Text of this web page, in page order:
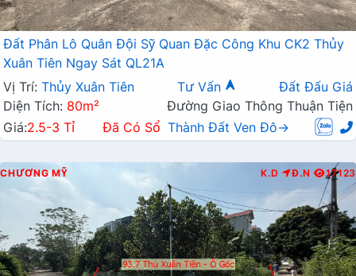
Đất Phân Lô Quân Đội Sỹ Quan Đặc Công Khu CK2 Thủy
Xuân Tiên Ngay Sát QL21A
Vị Trí: Thủy Xuân Tiên Tư Vấn
Đất Đấu Giá
Diện Tích: 80m²
Đường Giao Thông Thuận Tiện
Giá:2.5-3 Tỉ Đã Có Sổ Thành Đất Ven Đô→
CHƯƠNG MỸ K.D Đ.N 17123